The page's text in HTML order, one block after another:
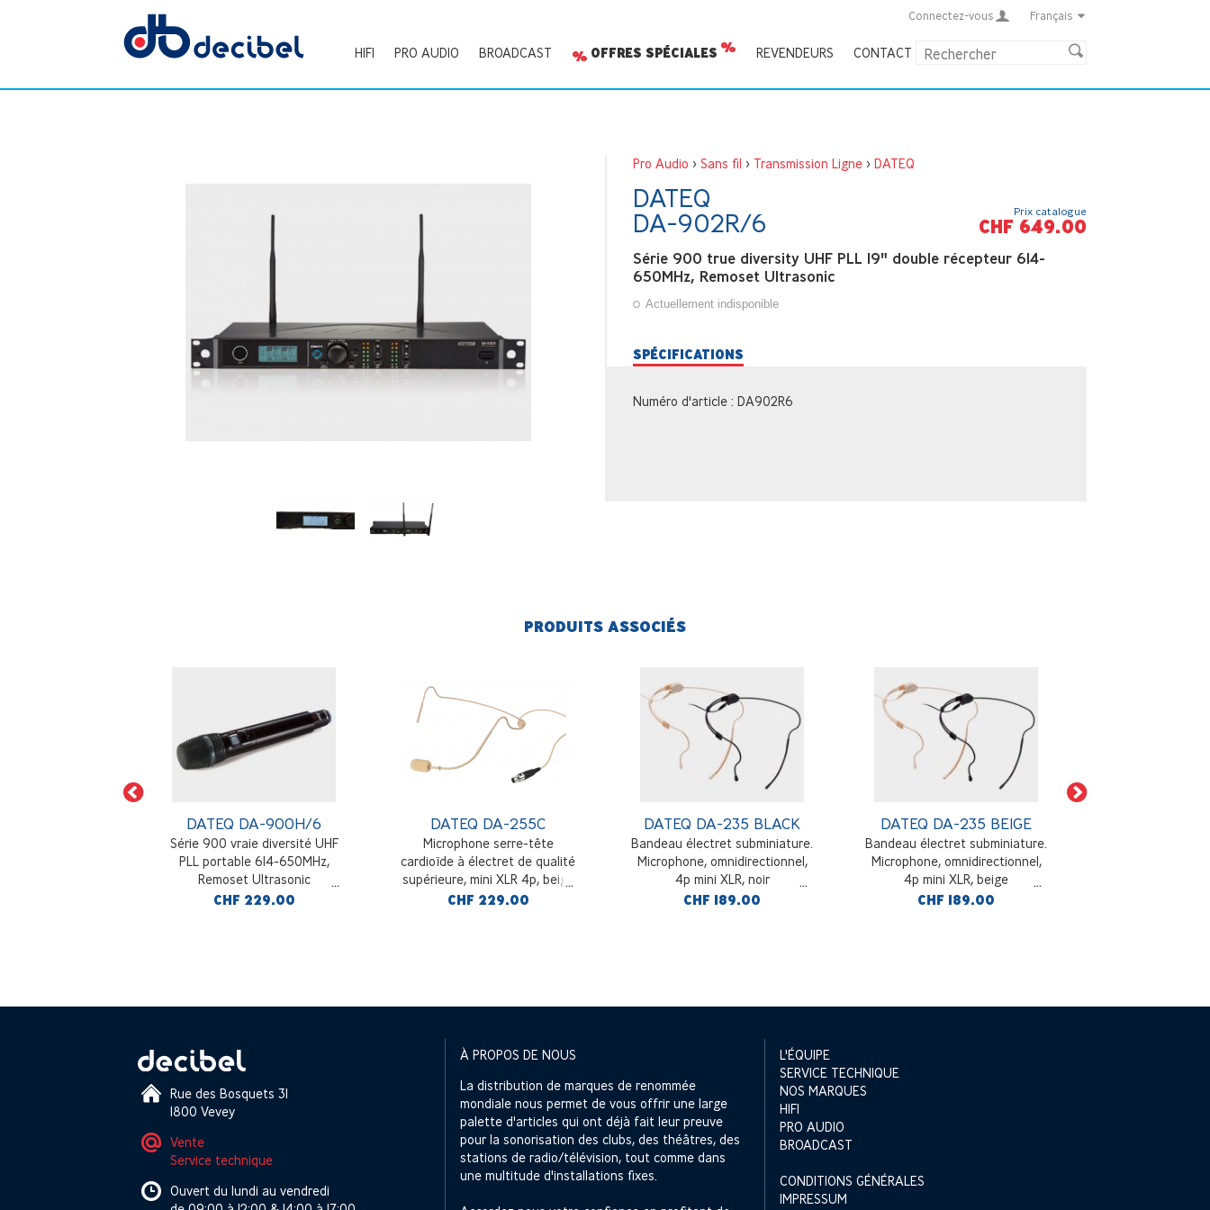
Connectez-vous Français
HIFI PRO AUDIO BROADCAST OFFRES SPÉCIALES REVENDEURS CONTACT
Pro Audio > Sans fil > Transmission Ligne> DATEQ
DATEQ
DA-902R/6
Série 900 true diversity UHF PLL 19" double récepteur 614-
650MHz, Remoset Ultrasonic
Actuellement indisponible
Prix catalogue
CHF 649.00
SPÉCIFICATIONS
Numéro d'article : DA902R6
PRODUITS ASSOCIÉS
DATEQ DA-900H/6
Série 900 vraie diversité UHF
PLL portable 614-650MHz,
Remoset Ultrasonic
CHF 229.00
DATEQ DA-255C
Microphone serre-tête
cardioïde à électret de qualité
supérieure, mini XLR 4p, beige
CHF 229.00
DATEQ DA-235 BLACK
Bandeau électret subminiature.
Microphone, omnidirectionnel,
4p mini XLR, noir
CHF 189.00
DATEQ DA-235 BEIGE
Bandeau électret subminiature.
Microphone, omnidirectionnel,
4p mini XLR, beige
CHF 189.00
Rue des Bosquets 31
1800 Vevey
Vente
Service technique
Ouvert du lundi au vendredi
À PROPOS DE NOUS
La distribution de marques de renommée
mondiale nous permet de vous offrir une large
palette d'articles qui ont déjà fait leur preuve
pour la sonorisation des clubs, des théâtres, des
stations de radio/télévision, tout comme dans
une multitude d'installations fixes.
L'ÉQUIPE
SERVICE TECHNIQUE
NOS MARQUES
HIFI
PRO AUDIO
BROADCAST
CONDITIONS GÉNÉRALES
IMPRESSUM